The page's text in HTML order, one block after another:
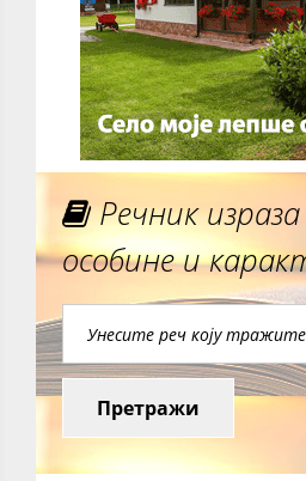
Речник израза
особине и
Претражи